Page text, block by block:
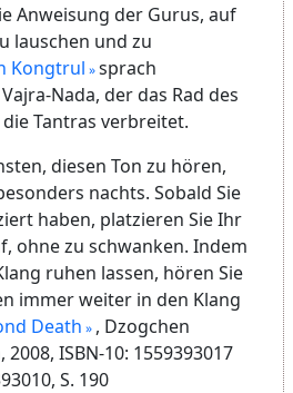
Anweisung der Gurus, auf
lauschen und zu
Kongtrul sprach
Nada, der das Rad des
Tantras verbreitet.
diesen Ton zu hören,
nachts. Sobald Sie
haben, platzieren Sie Ihr
ohne zu schwanken. Indem
ruhen lassen, hören Sie
immer weiter in den Klang
Death
, Dzogchen
ISBN-10: 1559393017
S. 190